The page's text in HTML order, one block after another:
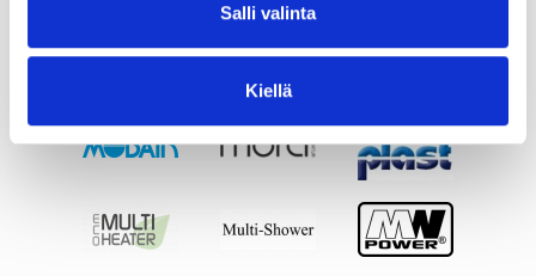
Salli valinta
Kiellä